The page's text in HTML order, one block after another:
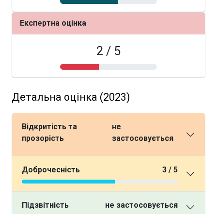
Експертна оцінка
2 / 5
Детальна оцінка (2023)
Відкритість та
прозорість
не
застосовується
Доброчесність 3 / 5
Підзвітність не застосовується